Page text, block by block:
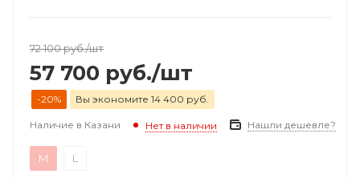
72 100руб./шт
57 700 руб./шт
-20% Вы экономите 14 400 руб.
Наличие в Казани Нет в наличии Нашли дешевле?
M L